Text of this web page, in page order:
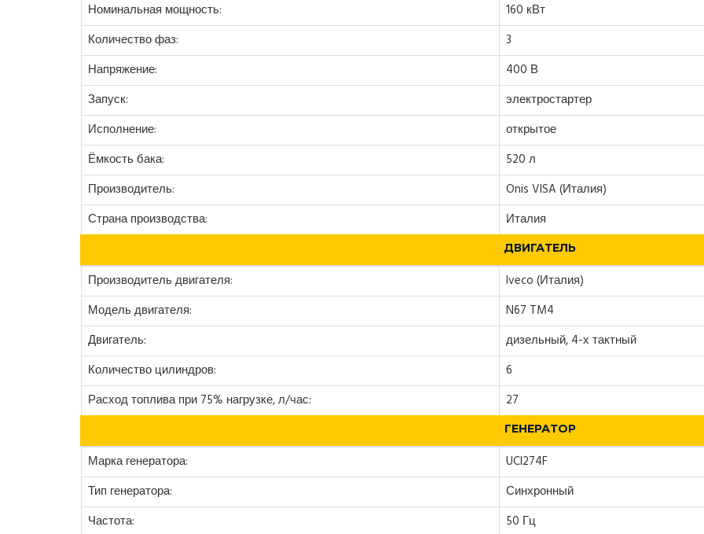
Номинальная мощность:
160 кВт
Количество фаз:
3
Напряжение:
400 В
Запуск:
электростартер
Исполнение:
открытое
Ёмкость бака:
520 л
Производитель:
Onis VISA (Италия)
Страна производства:
Италия
ДВИГАТЕЛЬ
Производитель двигателя:
Iveco (Италия)
Модель двигателя:
N67 TM4
Двигатель:
дизельный, 4-х тактный
Количество цилиндров:
6
Расход топлива при 75% нагрузке, л/час:
27
ГЕНЕРАТОР
Марка генератора:
UCI274F
Тип генератора:
Синхронный
Частота:
50 Гц